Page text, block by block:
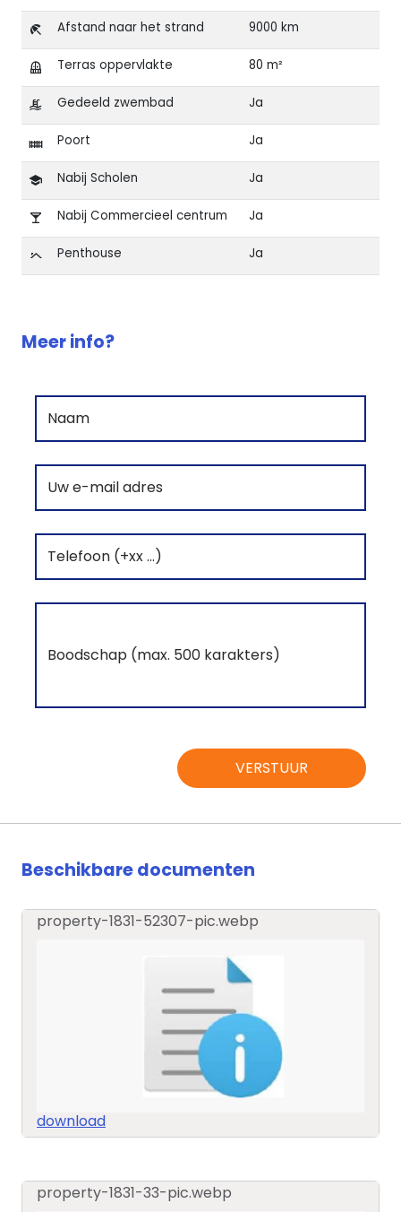
Afstand naar het strand 9000 km
Terras oppervlakte 80 m²
Gedeeld zwembad Ja
Poort Ja
Nabij Scholen Ja
Nabij Commercieel centrum Ja
Penthouse Ja
Meer info?
VERSTUUR
Beschikbare documenten
property-1831-52307-pic.webp
download
property-1831-33-pic.webp